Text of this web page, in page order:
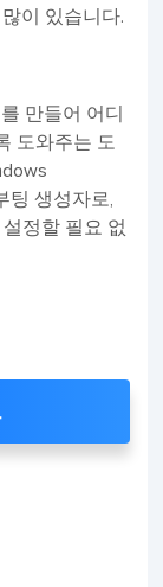
이 있습니다.
만들어 어디
도와주는 도
팅 생성자로,
정할 필요 없